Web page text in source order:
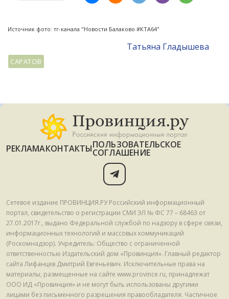
Источник фото: тг-канала "Новости Балаково #КТА64"
Татьяна Гладышева
САРАТОВ
РЕКЛАМАКОНТАКТЫПОЛЬЗОВАТЕЛЬСКОЕ
СОГЛАШЕНИЕ
Сетевое издание ПРОВИНЦИЯ.РУ Российский информационный
портал, свидетельство о регистрации СМИ ЭЛ № ФС 77 – 68463 от
27.01.2017г., выдано Федеральной службой по надзору в сфере связи,
информационных технологий и массовых коммуникаций
(Роскомнадзор). Учредитель: Общество с ограниченной
ответственностью Издательский дом «Провинция». Главный редактор
сайта Лифанцев Дмитрий Евгеньевич. Исключительные права на
материалы, размещенные на сайте www.province.ru, принадлежат
ООО ИД «Провинция» и не могут быть использованы другими
лицами без письменного разрешения правообладателя. Частичное